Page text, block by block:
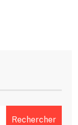
Rechercher